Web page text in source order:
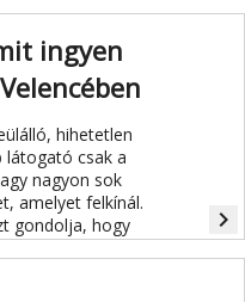
az 58.
Képzőművészeti
ingyen
hihetetlen
látogató csak a
nagyon sok
amelyet felkínál.
gondolja, hogy
drága turista
navigate_next